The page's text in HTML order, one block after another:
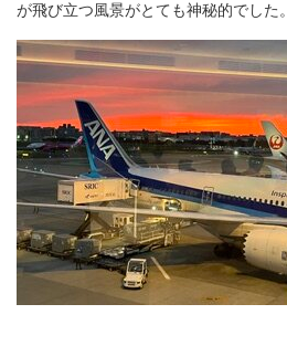
が飛び立つ風景がとても神秘的でした。